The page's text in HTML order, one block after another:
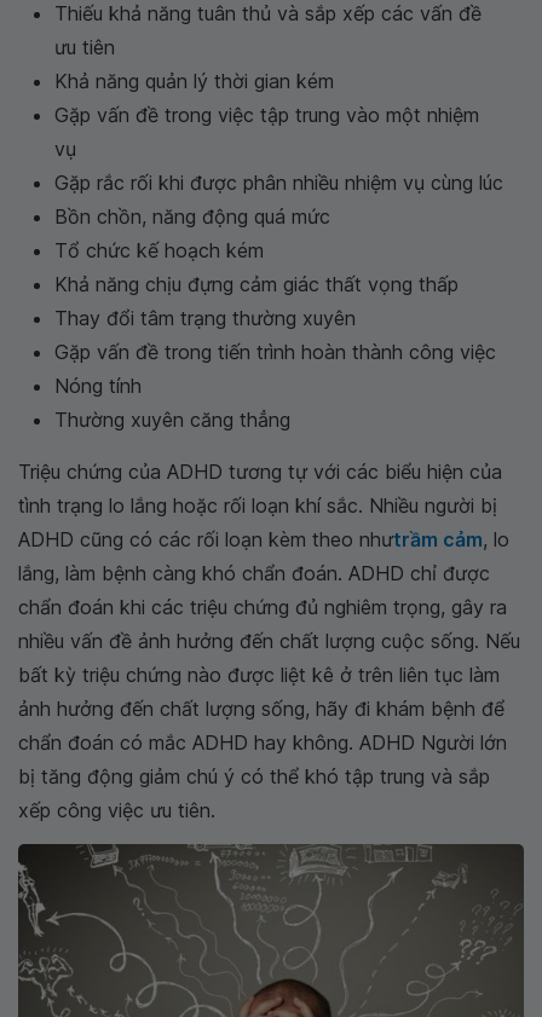
Thiếu khả năng tuân thủ và sắp xếp các vấn đề
ưu tiên
Khả năng quản lý thời gian kém
Gặp vấn đề trong việc tập trung vào một nhiệm
vụ
Gặp rắc rối khi được phân nhiều nhiệm vụ cùng lúc
Bồn chồn, năng động quá mức
Tổ chức kế hoạch kém
Khả năng chịu đựng cảm giác thất vọng thấp
Thay đổi tâm trạng thường xuyên
Gặp vấn đề trong tiến trình hoàn thành công việc
Nóng tính
Thường xuyên căng thẳng
Triệu chứng của ADHD tương tự với các biểu hiện của
tình trạng lo lắng hoặc rối loạn khí sắc. Nhiều người bị
ADHD cũng có các rối loạn kèm theo nhưtrầm cảm, lo
lắng, làm bệnh càng khó chẩn đoán. ADHD chỉ được
chẩn đoán khi các triệu chứng đủ nghiêm trọng, gây ra
nhiều vấn đề ảnh hưởng đến chất lượng cuộc sống. Nếu
bất kỳ triệu chứng nào được liệt kê ở trên liên tục làm
ảnh hưởng đến chất lượng sống, hãy đi khám bệnh để
chẩn đoán có mắc ADHD hay không. ADHD Người lớn
bị tăng động giảm chú ý có thể khó tập trung và sắp
xếp công việc ưu tiên.